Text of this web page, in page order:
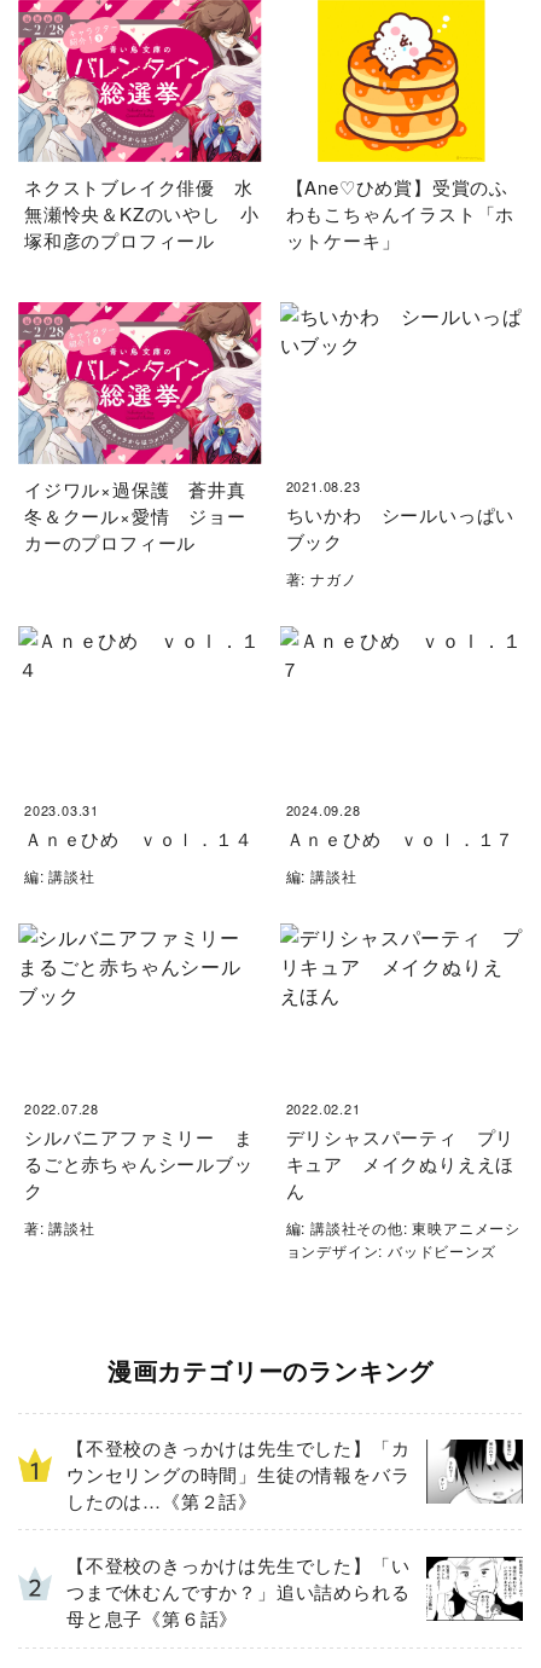
ネクストブレイク俳優 水
無瀬怜央＆KZのいやし 小
塚和彦のプロフィール
【Ane♡ひめ賞】受賞のふ
わもこちゃんイラスト「ホ
ットケーキ」
イジワル×過保護 蒼井真
冬＆クール×愛情 ジョー
カーのプロフィール
2021.08.23
ちいかわ シールいっぱい
ブック
著: ナガノ
2023.03.31
Ａｎｅひめ ｖｏｌ．１４
編: 講談社
2024.09.28
Ａｎｅひめ ｖｏｌ．１７
編: 講談社
2022.07.28
シルバニアファミリー ま
るごと赤ちゃんシールブッ
ク
著: 講談社
2022.02.21
デリシャスパーティ プリ
キュア メイクぬりええほ
ん
編: 講談社その他: 東映アニメーシ
ョンデザイン: バッドビーンズ
漫画カテゴリーのランキング
【不登校のきっかけは先生でした】「カ
ウンセリングの時間」生徒の情報をバラ
したのは…《第２話》
【不登校のきっかけは先生でした】「い
つまで休むんですか？」追い詰められる
母と息子《第６話》